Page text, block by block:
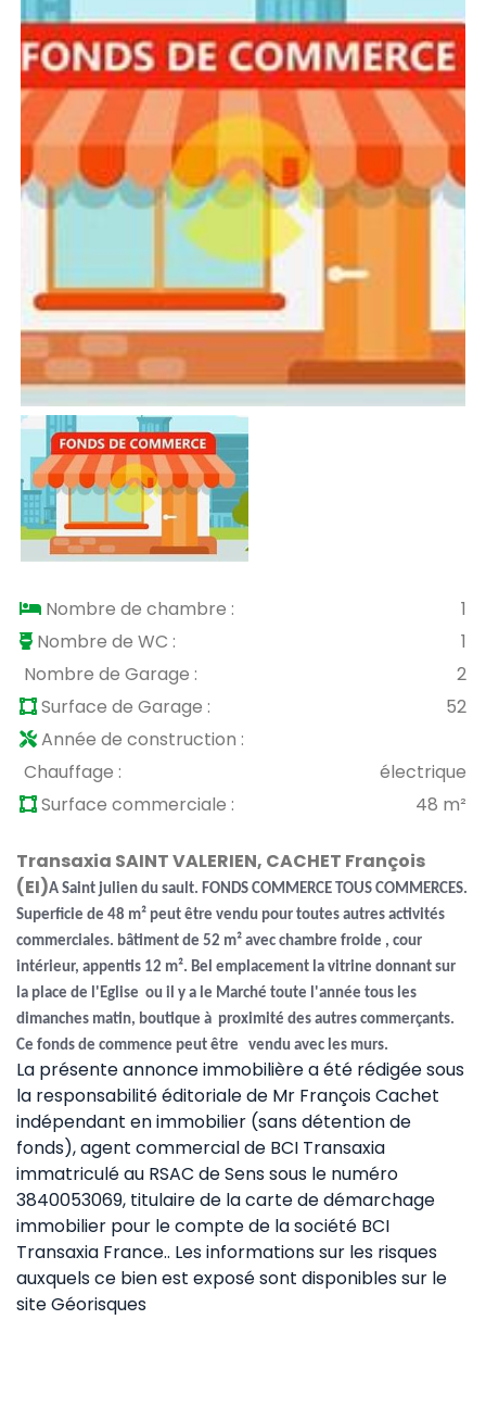
Nombre de chambre :
1
Nombre de WC :
1
Nombre de Garage :
2
Surface de Garage :
52
Année de construction :
Chauffage :
électrique
Surface commerciale :
48 m²
Transaxia SAINT VALERIEN, CACHET François
(EI)A Saint julien du sault. FONDS COMMERCE TOUS COMMERCES.
Superficie de 48 m² peut être vendu pour toutes autres activités
commerciales. bâtiment de 52 m² avec chambre froide , cour
intérieur, appentis 12 m². Bel emplacement la vitrine donnant sur
la place de l'Eglise ou il y a le Marché toute l'année tous les
dimanches matin, boutique à proximité des autres commerçants.
Ce fonds de commence peut être vendu avec les murs.
La présente annonce immobilière a été rédigée sous
la responsabilité éditoriale de Mr François Cachet
indépendant en immobilier (sans détention de
fonds), agent commercial de BCI Transaxia
immatriculé au RSAC de Sens sous le numéro
3840053069, titulaire de la carte de démarchage
immobilier pour le compte de la société BCI
Transaxia France.. Les informations sur les risques
auxquels ce bien est exposé sont disponibles sur le
site Géorisques